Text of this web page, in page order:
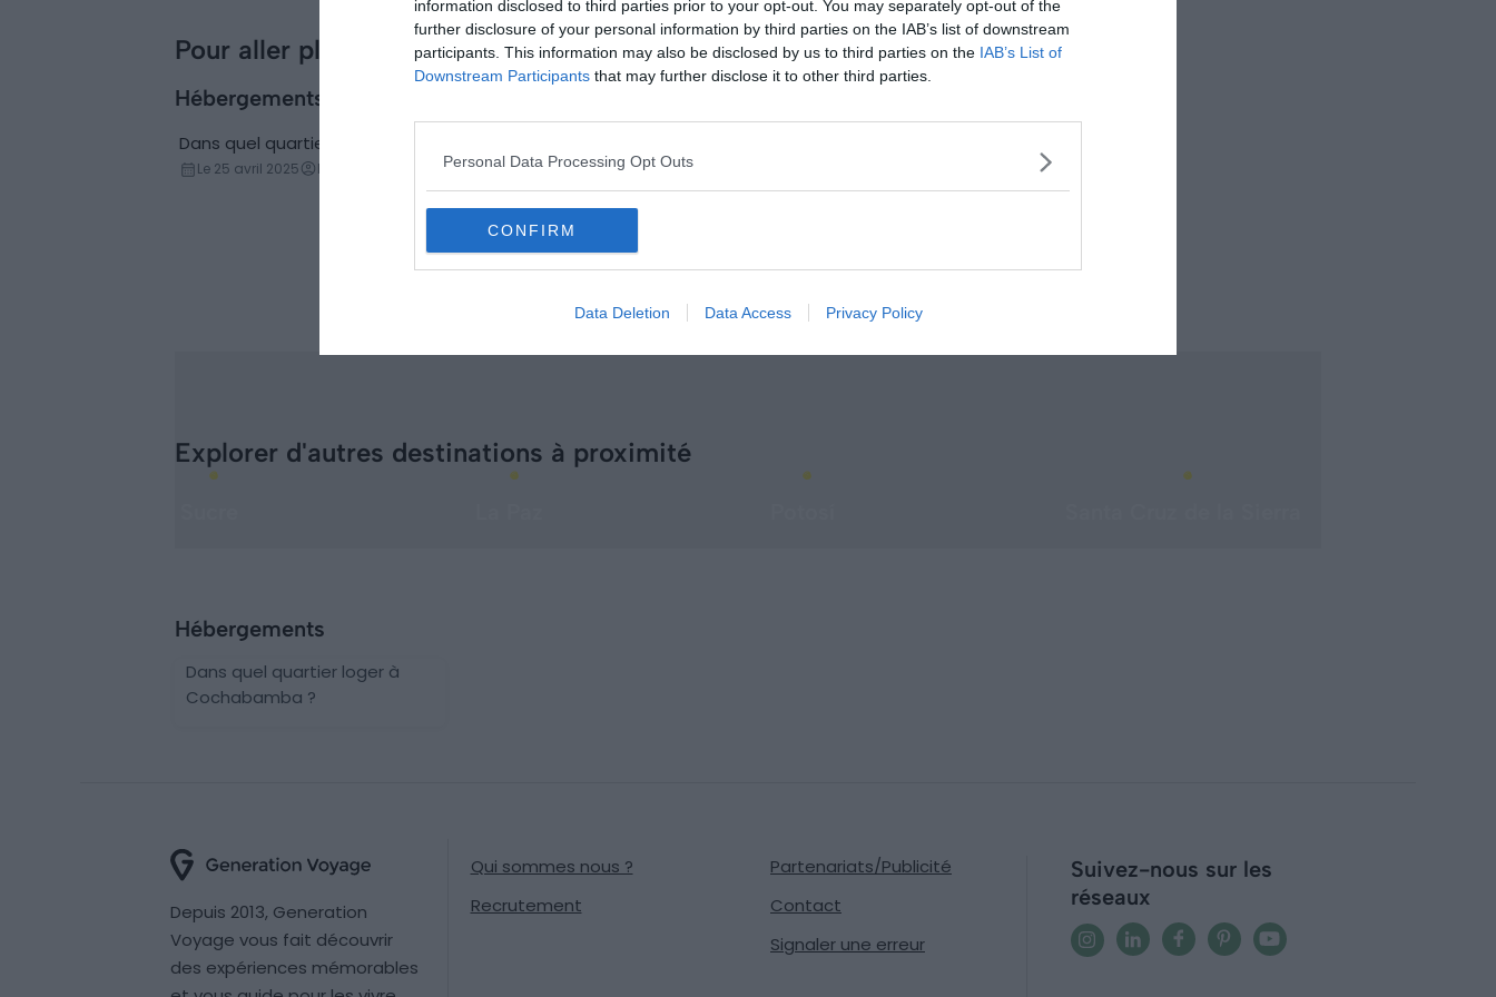
information disclosed to third parties prior to your opt-out. You may separately opt-out of the
further disclosure of your personal information by third parties on the IAB’s list of downstream
participants. This information may also be disclosed by us to third parties on the IAB’s List of
Downstream Participants that may further disclose it to other third parties.
Personal Data Processing Opt Outs
CONFIRM
Data Deletion Data Access Privacy Policy
faire
Pour aller plus loin
Hébergements
Conseils logement
Dans quel quartier loger à Cochabamba ?
Le 25 avril 2025 Par Ophelie Moris
Explorer d'autres destinations à proximité
Hébergements
Dans quel quartier loger à
Cochabamba ?
Depuis 2013, Generation
Voyage vous fait découvrir
des expériences mémorables
Qui sommes nous ?
Recrutement
Partenariats/Publicité
Contact
Signaler une erreur
Suivez-nous sur les
réseaux